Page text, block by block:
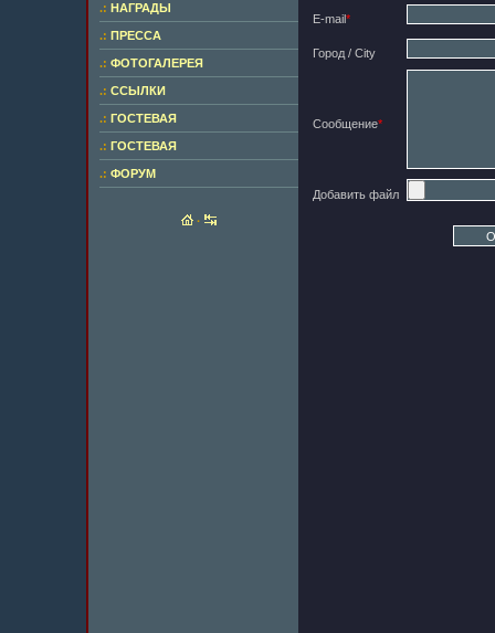
.: НАГРАДЫ
.: ПРЕССА
.: ФОТОГАЛЕРЕЯ
.: ССЫЛКИ
.: ГОСТЕВАЯ
.: ГОСТЕВАЯ
.: ФОРУМ
·
E-mail*
Город / City
Сообщение*
Добавить файл